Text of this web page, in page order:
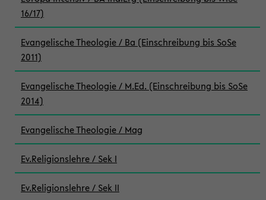
16/17)
Evangelische Theologie / Ba (Einschreibung bis SoSe
2011)
Evangelische Theologie / M.Ed. (Einschreibung bis SoSe
2014)
Evangelische Theologie / Mag
Ev.Religionslehre / Sek I
Ev.Religionslehre / Sek II